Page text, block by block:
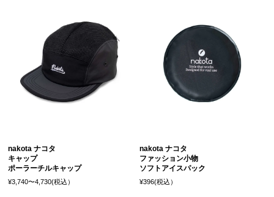
nakota ナコタ
キャップ
ポーラーチルキャップ
¥3,740〜4,730(税込）
nakota ナコタ
ファッション小物
ソフトアイスパック
¥396(税込）